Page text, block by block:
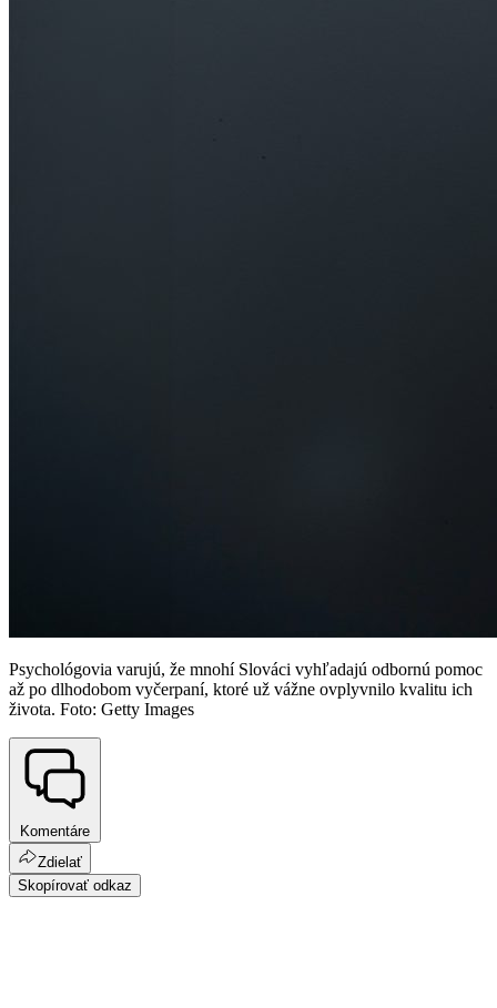
Psychológovia varujú, že mnohí Slováci vyhľadajú odbornú pomoc
až po dlhodobom vyčerpaní, ktoré už vážne ovplyvnilo kvalitu ich
života. Foto: Getty Images
Komentáre
Zdielať
Skopírovať odkaz